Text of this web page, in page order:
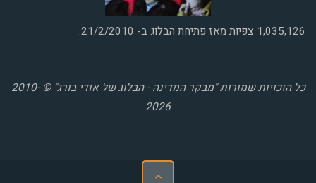
1,035,126 צפיות מאז פתיחת הבלוג ב- 21/2/2010.
כל הזכויות שמורות "מבקר המדינה - הבלוג של אודי בורג" © 2010-
2026